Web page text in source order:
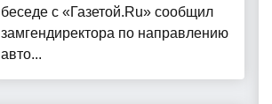
беседе с «Газетой.Ru» сообщил
замгендиректора по направлению
авто...